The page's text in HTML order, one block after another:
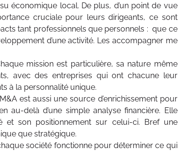
économique local. De plus, d’un point de vue
cruciale pour leurs dirigeants, ce sont
tant professionnels que personnels : que ce
d’une activité. Les accompagner me
mission est particulière, sa nature même
avec des entreprises qui ont chacune leur
à la personnalité unique.
est aussi une source d’enrichissement pour
au-delà d’une simple analyse financière. Elle
et son positionnement sur celui-ci. Bref une
que stratégique.
société fonctionne pour déterminer ce qui